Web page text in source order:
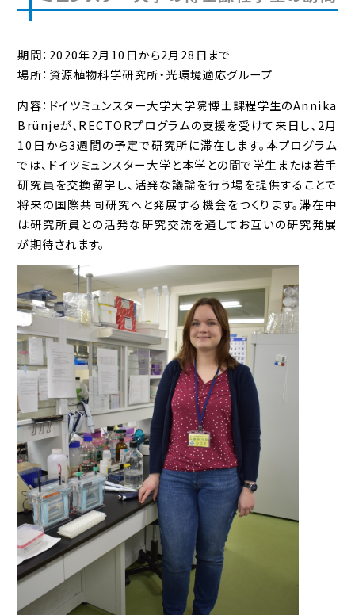
期間：2020年2月10日から2月28日まで
場所：資源植物科学研究所・光環境適応グループ
内容：ドイツミュンスター大学大学院博士課程学生のAnnika
Brünjeが、RECTORプログラムの支援を受けて来日し、2月
10日から3週間の予定で研究所に滞在します。本プログラム
では、ドイツミュンスター大学と本学との間で学生または若手
研究員を交換留学し、活発な議論を行う場を提供することで
将来の国際共同研究へと発展する機会をつくります。滞在中
は研究所員との活発な研究交流を通してお互いの研究発展
が期待されます。